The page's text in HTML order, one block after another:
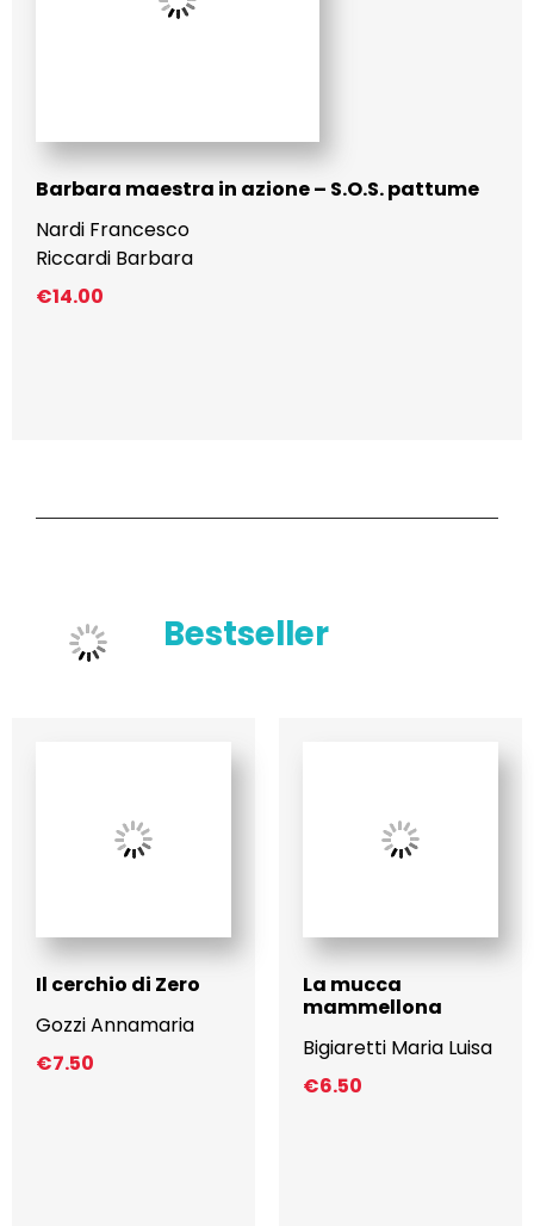
Barbara maestra in azione – S.O.S. pattume
Nardi Francesco
Riccardi Barbara
€14.00
Bestseller
Il cerchio di Zero
Gozzi Annamaria
€7.50
La mucca
mammellona
Bigiaretti Maria Luisa
€6.50